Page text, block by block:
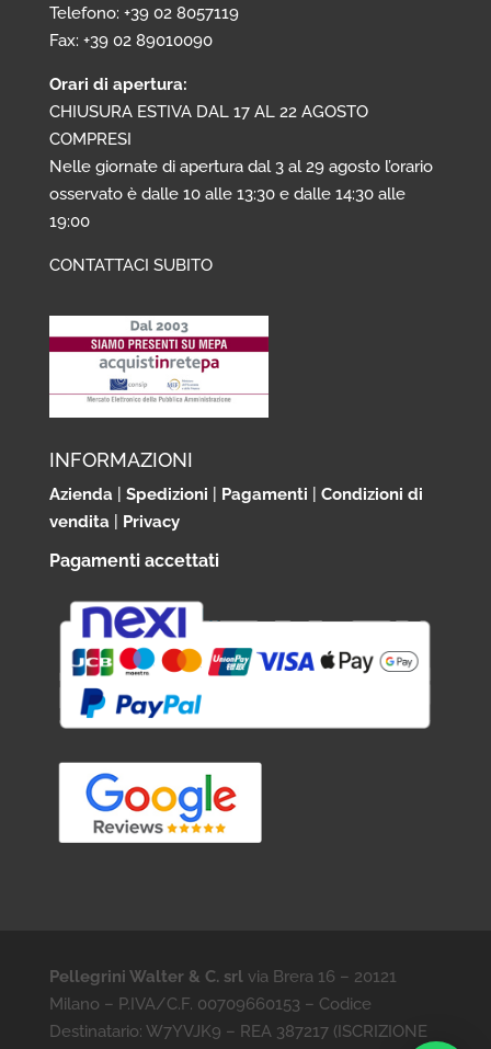
Telefono: +39 02 8057119
Fax: +39 02 89010090
Orari di apertura:
CHIUSURA ESTIVA DAL 17 AL 22 AGOSTO
COMPRESI
Nelle giornate di apertura dal 3 al 29 agosto l’orario
osservato è dalle 10 alle 13:30 e dalle 14:30 alle
19:00
CONTATTACI SUBITO
INFORMAZIONI
Azienda| Spedizioni Pagamenti
Condizioni di
vendita| Privacy
Pagamenti accettati
Pellegrini Walter & C. srlvia Brera 16 – 20121
Milano – P.IVA/C.F. 00709660153 – Codice
Destinatario: W7YVJK9 – REA 387217 (ISCRIZIONE